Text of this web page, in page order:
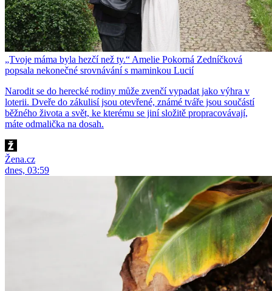
„Tvoje máma byla hezčí než ty.“ Amelie Pokorná Zedníčková
popsala nekonečné srovnávání s maminkou Lucií
Narodit se do herecké rodiny může zvenčí vypadat jako výhra v
loterii. Dveře do zákulisí jsou otevřené, známé tváře jsou součástí
běžného života a svět, ke kterému se jiní složitě propracovávají,
máte odmalička na dosah.
Žena.cz
dnes, 03:59